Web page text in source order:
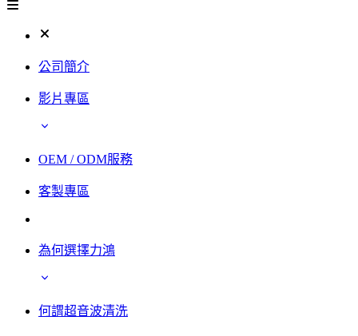
公司簡介
影片專區
OEM / ODM服務
客製專區
為何選擇力鴻
何謂超音波清洗